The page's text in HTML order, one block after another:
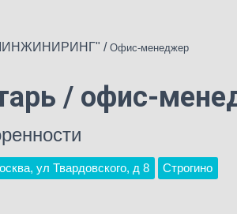
/ Офис-менеджер
/ офис-
ул Твардовского, д 8 Строгино